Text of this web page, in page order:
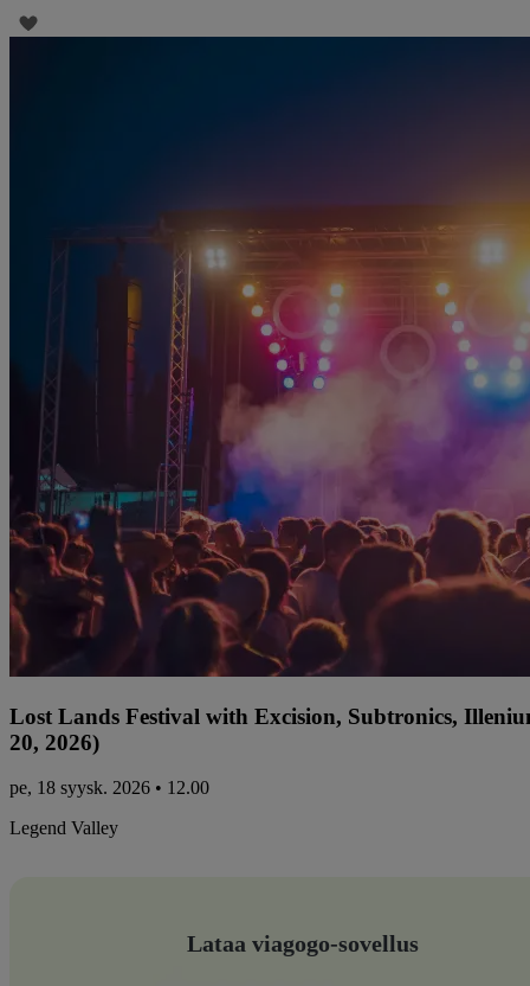
Lost Lands Festival with Excision, Subtronics,
20, 2026)
pe, 18 syysk. 2026 • 12.00
Legend Valley
Lataa viagogo-sovellus